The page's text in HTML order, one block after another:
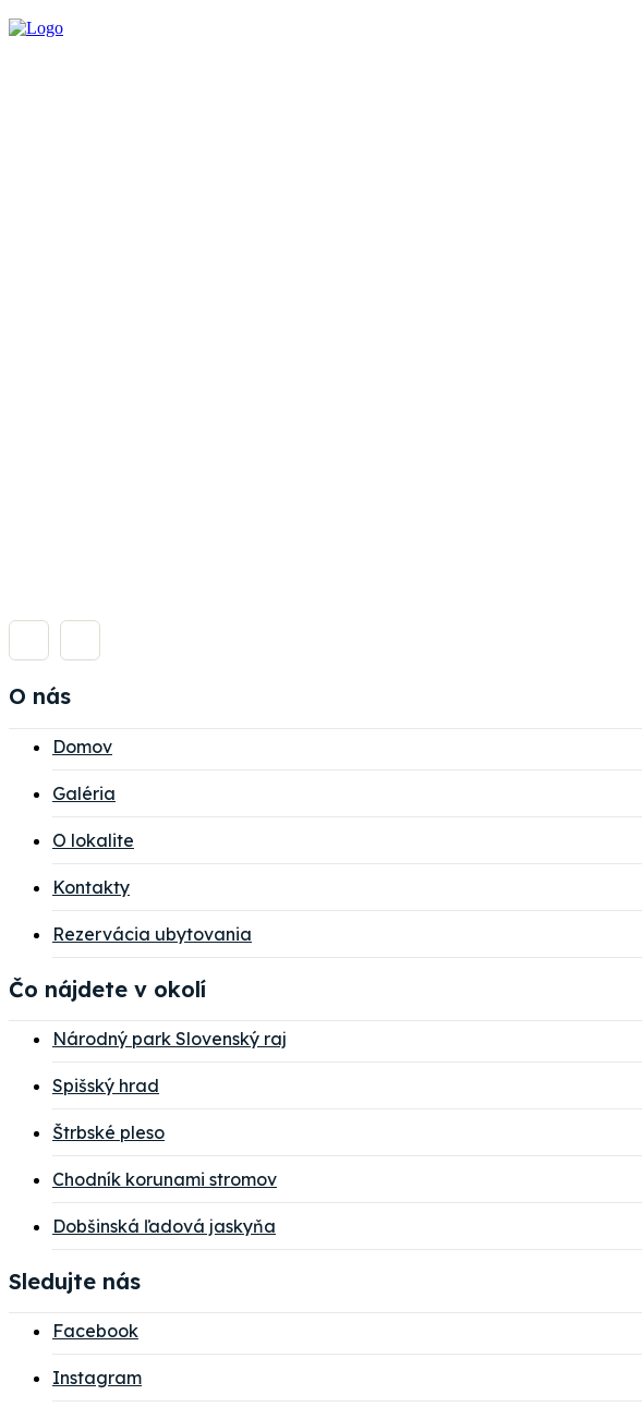
O nás
Domov
Galéria
O lokalite
Kontakty
Rezervácia ubytovania
Čo nájdete v okolí
Národný park Slovenský raj
Spišský hrad
Štrbské pleso
Chodník korunami stromov
Dobšinská ľadová jaskyňa
Sledujte nás
Facebook
Instagram